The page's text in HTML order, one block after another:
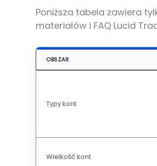
Poniższa tabela zawiera
materiałów i FAQ Lucid
OBSZAR
Typy kont
Wielkość kont